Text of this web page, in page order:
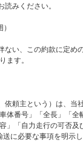
みください。
ない、この約款に定め
ます。
依頼主という）は、当
体番号」「全長」「
」「自力走行の可否及
送に必要な事項を明示